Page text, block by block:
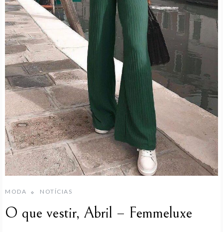
MODA NOTÍCIAS
O que vestir, Abril – Femmeluxe